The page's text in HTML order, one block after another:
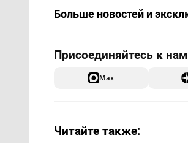
Больше новостей и
Max
Читайте также: